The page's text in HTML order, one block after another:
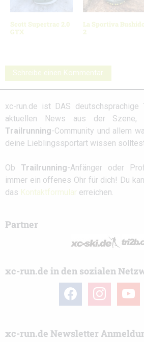
Scott Supertrac 2.0
GTX
La Sportiva
2
Schreibe einen Kommentar
xc-run.de ist DAS deutschsprachige
aktuellen News aus der Szene,
Trailrunning-Community und allem
deine Lieblingssportart wissen
Ob Trailrunning-Anfänger oder
immer ein offenes Ohr für dich! Du
das Kontaktformular erreichen.
Partner
xc-run.de in den sozialen
facebook instagramyoutube
xc-run.de Newsletter